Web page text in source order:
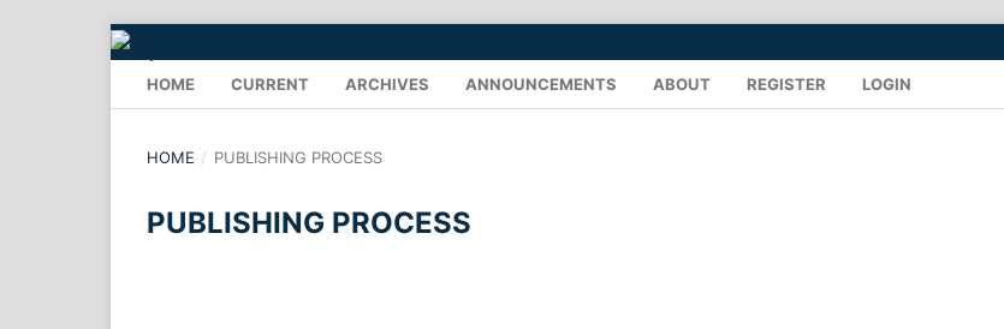
HOME CURRENT ARCHIVES ANNOUNCEMENTS ABOUT REGISTER LOGIN
HOME / PUBLISHING PROCESS
PUBLISHING PROCESS